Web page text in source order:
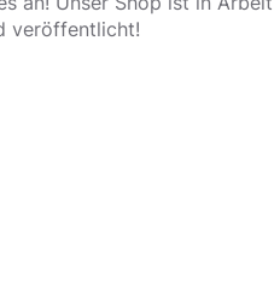
veröffentlicht!